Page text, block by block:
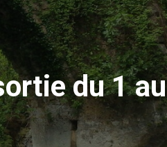
du 1 au